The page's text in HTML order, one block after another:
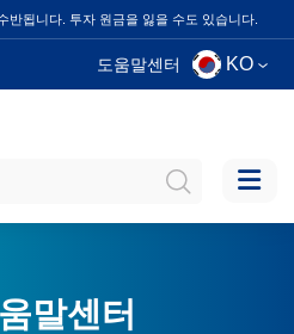
반됩니다. 투자 원금을 잃을 수도 있습니다.
도움말센터 KO
말센터